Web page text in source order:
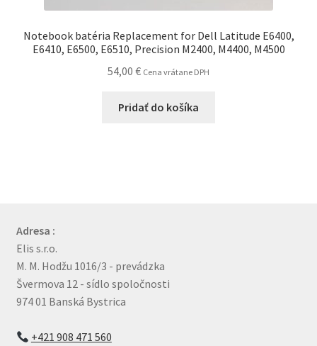
Notebook batéria Replacement for Dell Latitude E6400,
E6410, E6500, E6510, Precision M2400, M4400, M4500
54,00 € Cena vrátane DPH
Pridať do košíka
Adresa :
Elis s.r.o.
M. M. Hodžu 1016/3 - prevádzka
Švermova 12 - sídlo spoločnosti
974 01 Banská Bystrica
+421 908 471 560